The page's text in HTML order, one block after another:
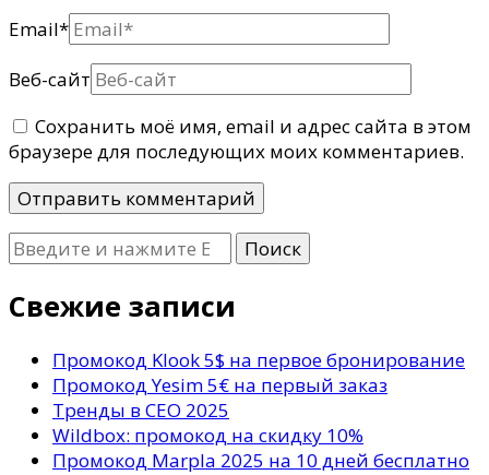
Email*
Веб-сайт
Сохранить моё имя, email и адрес сайта в этом
браузере для последующих моих комментариев.
Ищите
что-
то?
Свежие записи
Промокод Klook 5$ на первое бронирование
Промокод Yesim 5€ на первый заказ
Тренды в СЕО 2025
Wildbox: промокод на скидку 10%
Промокод Marpla 2025 на 10 дней бесплатно